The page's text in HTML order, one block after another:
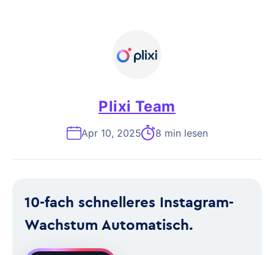
Plixi Team
Apr 10, 2025 8 min lesen
10-fach schnelleres Instagram-
Wachstum Automatisch.